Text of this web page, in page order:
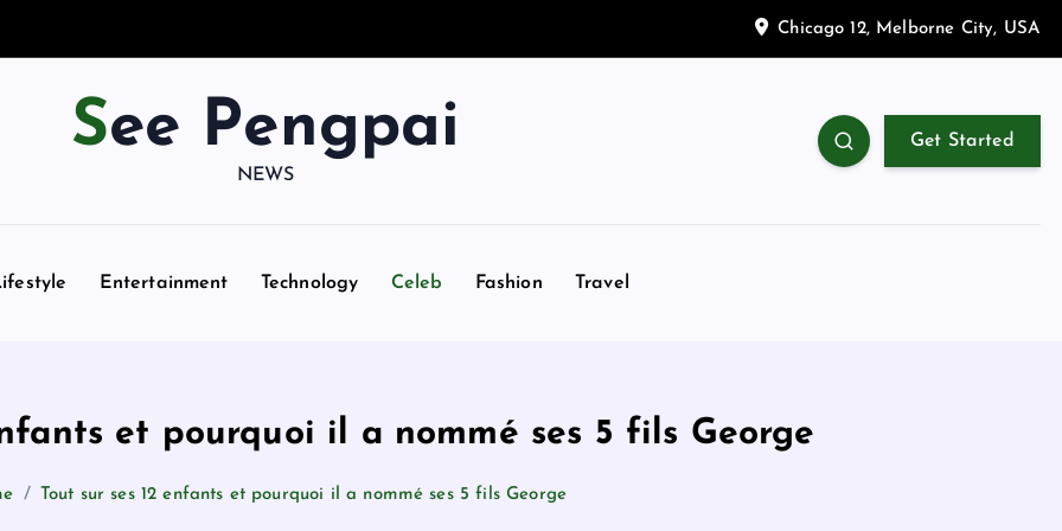
Chicago 12, Melborne City, USA
See Pengpai
NEWS
Get Started
Entertainment Technology Celeb Fashion Travel
et pourquoi il a nommé ses 5 fils George
Tout sur ses 12 enfants et pourquoi il a nommé ses 5 fils George